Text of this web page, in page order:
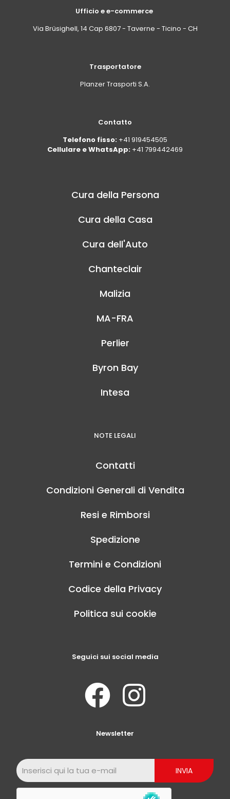
Ufficio e e-commerce
Via Brüsighell, 14 Cap 6807 - Taverne - Ticino - CH
Trasportatore
Planzer Trasporti S.A.
Contatto
Telefono fisso: +41 919454505
Cellulare e WhatsApp: +41 799442469
Cura della Persona
Cura della Casa
Cura dell'Auto
Chanteclair
Malizia
MA-FRA
Perlier
Byron Bay
Intesa
NOTE LEGALI
Contatti
Condizioni Generali di Vendita
Resi e Rimborsi
Spedizione
Termini e Condizioni
Codice della Privacy
Politica sui cookie
Seguici sui social media
Newsletter